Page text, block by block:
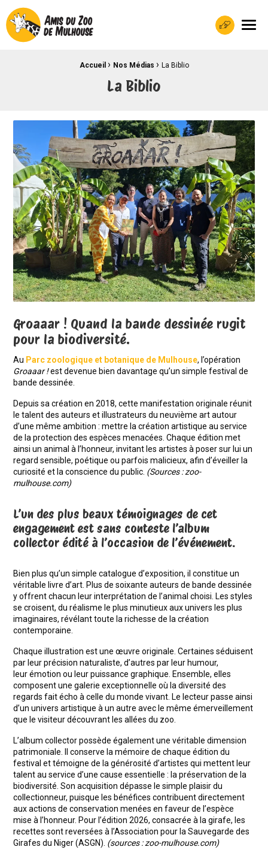
Les Amis du Zoo Plus de 70 ans d'aide à la préservation
Faire un
Accueil › Nos Médias › La Biblio
La Biblio
Groaaar ! Quand la bande dessinée rugit
pour la biodiversité.
Au Parc zoologique et botanique de Mulhouse, l ’opération
Groaaar !est devenue bien davantage qu’un simple festival de
bande dessinée.
Depuis sa création en 2018, cette manifestation originale réunit
le talent des auteurs et illustrateurs du neuvième art autour
d’une même ambition : mettre la création artistique au service
de la protection des espèces menacées. Chaque édition met
ainsi un animal à l ’honneur, invitant les artistes à poser sur lui un
regard sensible, poétique ou parfois malicieux, afin d’éveiller la
curiosité et la conscience du public. (Sources :zoo-
mulhouse.com)
L’un des plus beaux témoignages de cet
engagement est sans conteste l’album
collector édité à l’occasion de l’événement.
Bien plus qu’un simple catalogue d’exposition, il constitue un
véritable livre d’art. Plus de soixante auteurs de bande dessinée
y offrent chacun leur interprétation de l ’animal choisi. Les styles
se croisent, du réalisme le plus minutieux aux univers les plus
imaginaires, révélant toute la richesse de la création
contemporaine.
Chaque illustration est une œuvre originale. Certaines séduisent
par leur précision naturaliste, d’autres par leur humour,
leur émotion ou leur puissance graphique. Ensemble, elles
composent une galerie exceptionnelle où la diversité des
regards fait écho à celle du monde vivant. Le lecteur passe ainsi
d’un univers artistique à un autre avec le même émerveillement
que le visiteur découvrant les allées du zoo.
L’album collector possède également une véritable dimension
patrimoniale. Il conserve la mémoire de chaque édition du
festival et témoigne de la générosité d’artistes qui mettent leur
talent au service d’une cause essentielle : la préservation de la
biodiversité. Son acquisition dépasse le simple plaisir du
collectionneur, puisque les bénéfices contribuent directement
aux actions de conservation menées en faveur de l ’espèce
mise à l ’honneur. Pour l’édition 2026, consacrée à la girafe, les
recettes sont reversées à l ’Association pour la Sauvegarde des
Girafes du Niger (ASGN). (sources :zoo-mulhouse.com)